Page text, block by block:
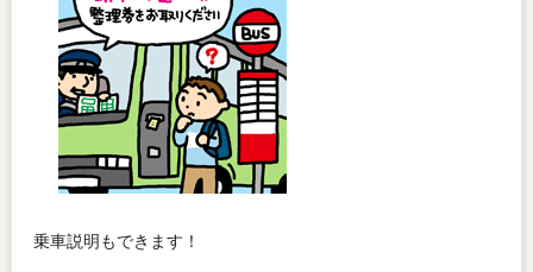
乗車説明もできます！